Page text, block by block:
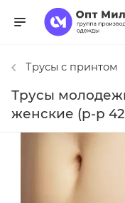
Трусы с принтом
Трусы
женские (р-р